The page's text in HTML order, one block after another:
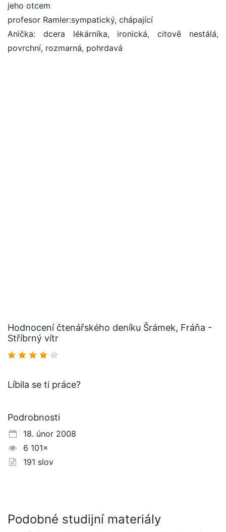
jeho otcem
profesor Ramler:sympatický, chápající
Anička: dcera lékárníka, ironická, citově nestálá,
povrchní, rozmarná, pohrdavá
Hodnocení čtenářského deníku Šrámek, Fráňa -
Stříbrný vítr
Líbila se ti práce?
Podrobnosti
18. únor 2008
6 101×
191 slov
Podobné studijní materiály